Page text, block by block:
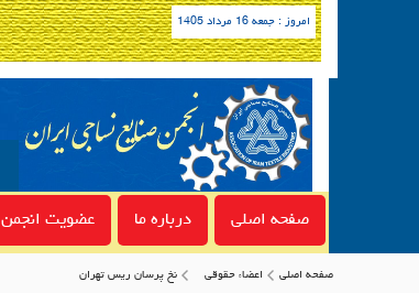
امروز : جمعه 16 مرداد 1405
صفحه اصلی درباره ما عضویت انجمن
صفحه اصلی اعضاء حقوقی نخ پرسان ریس تهران